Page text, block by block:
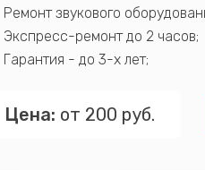
Ремонт звукового
Экспресс-ремонт до 2 часов;
Гарантия - до 3-х лет;
Цена: от 200 руб.